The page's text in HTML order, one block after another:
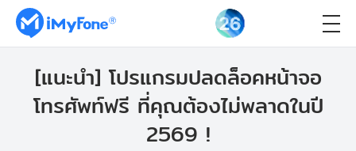
[แนะนำ] โปรแกรมปลดล็อคหน้าจอ
โทรศัพท์ฟรี ที่คุณต้องไม่พลาดในปี
2569 !